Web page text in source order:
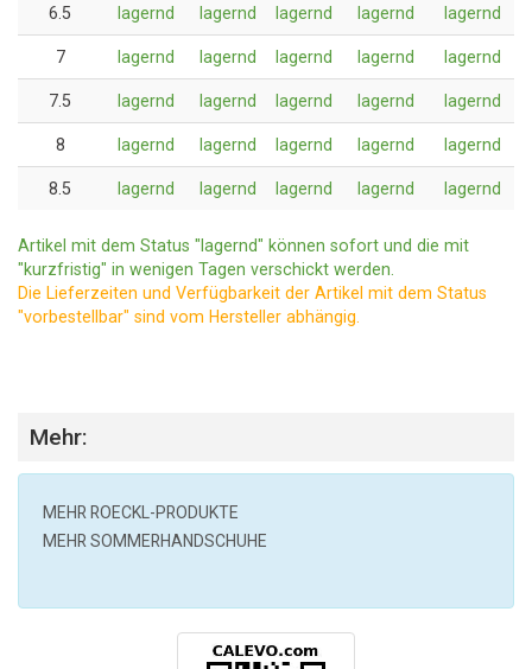
6.5 lagernd lagernd lagernd lagernd lagernd
7 lagernd lagernd lagernd lagernd lagernd
7.5 lagernd lagernd lagernd lagernd lagernd
8 lagernd lagernd lagernd lagernd lagernd
8.5 lagernd lagernd lagernd lagernd lagernd
Artikel mit dem Status "lagernd" können sofort und die mit
"kurzfristig" in wenigen Tagen verschickt werden.
Die Lieferzeiten und Verfügbarkeit der Artikel mit dem Status
"vorbestellbar" sind vom Hersteller abhängig.
Mehr:
MEHR ROECKL -PRODUKTE
MEHR SOMMERHANDSCHUHE